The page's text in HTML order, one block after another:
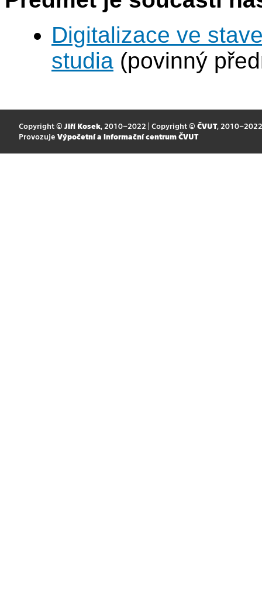
Digitalizace ve
studia (povinný
Copyright © Jiří Kosek, 2010–2022 | Copyright © ČVUT, 2010–2022
Provozuje Výpočetní a informační centrum ČVUT